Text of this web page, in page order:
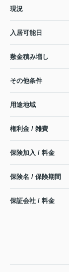
現況
入居可能日
敷金積み増し
その他条件
用途地域
権利金 / 雑費
保険加入 / 料金
保険名 / 保険期間
保証会社 / 料金